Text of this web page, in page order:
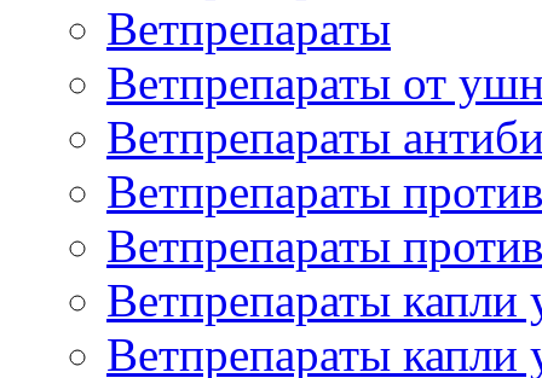
Ветпрепараты
Ветпрепараты от
Ветпрепараты
Ветпрепараты
Ветпрепараты
Ветпрепараты
Ветпрепараты